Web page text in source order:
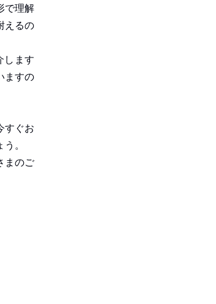
で理解
えるの
します
ますの
すぐお
。
まのご